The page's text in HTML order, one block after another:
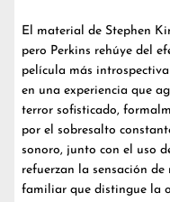
El material de Stephen
pero Perkins rehúye del
película más
en una experiencia que
terror sofisticado,
por el sobresalto
sonoro, junto con el uso
refuerzan la sensación
familiar que distingue la